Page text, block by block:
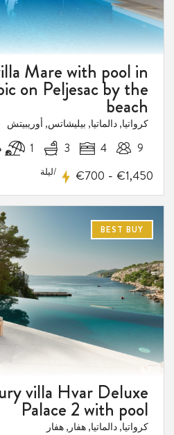
Mare with pool in
on Peljesac by the
beach
كرواتيا, دالماتيا, بيليشاتس, أوريبيتش
9
4
3 1 م
€700 - €1,450 /ليلة
BEST BUY
villa Hvar Deluxe
Palace 2 with pool
كرواتيا, دالماتيا, هفار, هفار